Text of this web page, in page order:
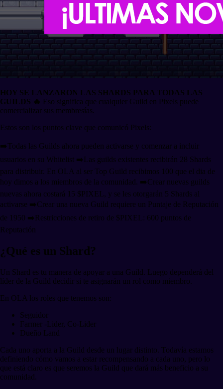
HOY SE LANZARON LAS SHARDS PARA TODAS LAS
GUILDS 🔥 Eso significa que cualquier Guild en Pixels puede
comercializar sus membresías.
Estos son los puntos clave que comunicó Pixels:
➡️Todas las Guilds ahora pueden activarse y comenzar a incluir
usuarios en su Whitelist ➡️Las guilds existentes recibirán 28 Shards
para distribuir. En OLA al ser Top Guild recibimos 100 que el dia de
hoy dimos a los miembros de la comunidad. ➡️Crear nuevas guilds
nuevas ahora costará 15 $PIXEL, y se les otorgarán 5 Shards al
activarse ➡️Crear una nueva Guild requiere un Puntaje de Reputación
de 1950 ➡️Restricciones de retiro de $PIXEL: 600 puntos de
Reputación
¿Qué es un Shard?
Un Shard es tu manera de apoyar a una Guild. Luego dependerá del
líder de la Guild decidir si te asignarán un rol como miembro.
En OLA los roles que tenemos son:
Seguidor
Farmer -Lider, Co-Lider
Dueño Land
Cada uno aporta a la Guild desde un lugar distinto. Todavía estamos
definiendo cómo vamos a estar recompensando a cada uno, pero lo
que está claro es que seremos la Guild que dará más beneficio a su
comunidad.